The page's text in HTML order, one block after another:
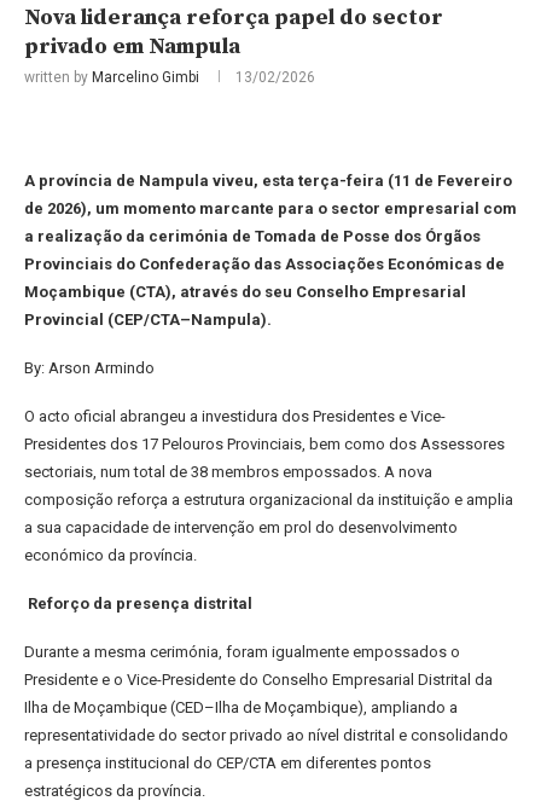
Nova liderança reforça papel do sector
privado em Nampula
written by Marcelino Gimbi 13/02/2026
A província de Nampula viveu, esta terça-feira (11 de Fevereiro
de 2026), um momento marcante para o sector empresarial com
a realização da cerimónia de Tomada de Posse dos Órgãos
Provinciais do Confederação das Associações Económicas de
Moçambique (CTA), através do seu Conselho Empresarial
Provincial (CEP/CTA–Nampula).
By: Arson Armindo
O acto oficial abrangeu a investidura dos Presidentes e Vice-
Presidentes dos 17 Pelouros Provinciais, bem como dos Assessores
sectoriais, num total de 38 membros empossados. A nova
composição reforça a estrutura organizacional da instituição e amplia
a sua capacidade de intervenção em prol do desenvolvimento
económico da província.
Reforço da presença distrital
Durante a mesma cerimónia, foram igualmente empossados o
Presidente e o Vice-Presidente do Conselho Empresarial Distrital da
Ilha de Moçambique (CED–Ilha de Moçambique), ampliando a
representatividade do sector privado ao nível distrital e consolidando
a presença institucional do CEP/CTA em diferentes pontos
estratégicos da província.